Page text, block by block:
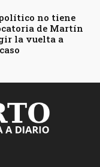
no tiene
de Martín
la vuelta a